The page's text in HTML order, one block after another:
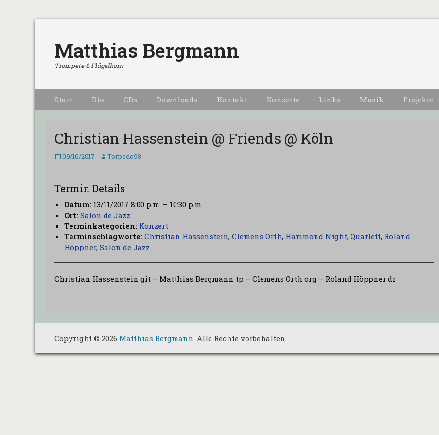
Matthias Bergmann
Trompete & Flügelhorn
Primärmenu
zum
Start Bio CDs Downloads Kontakt Konzerte Links Musik Projekte
Christian Hassenstein @ Friends @ Köln
Veröffentlicht
09/10/2017 Autor
Torpedo98
Termin Details
Datum: 13/11/2017 8:00 p.m. – 10:30 p.m.
Ort: Salon de Jazz
Terminkategorien: Konzert
Terminschlagworte: Christian Hassenstein, Clemens Orth, Hammond Night, Quartett, Roland
Höppner, Salon de Jazz
Christian Hassenstein git – Matthias Bergmann tp – Clemens Orth org – Roland Höppner dr
Copyright © 2026 Matthias Bergmann. Alle Rechte vorbehalten.